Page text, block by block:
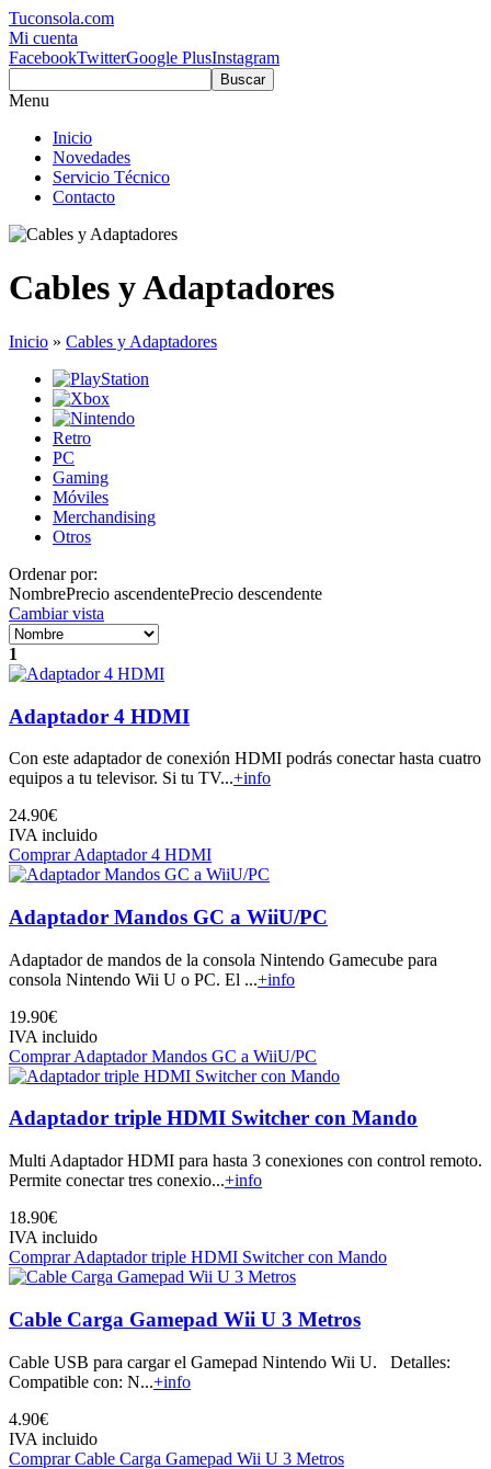
Tuconsola.com
Mi cuenta
FacebookTwitterGoogle PlusInstagram
Buscar
Menu
Inicio
Novedades
Servicio Técnico
Contacto
Cables y Adaptadores
Inicio » Cables y Adaptadores
Retro
PC
Gaming
Móviles
Merchandising
Otros
Ordenar por:
NombrePrecio ascendentePrecio descendente
Cambiar vista
1
Adaptador 4 HDMI
Con este adaptador de conexión HDMI podrás conectar hasta cuatro
equipos a tu televisor. Si tu TV...+info
24.90€
IVA incluido
Comprar Adaptador 4 HDMI
Adaptador Mandos GC a WiiU/PC
Adaptador de mandos de la consola Nintendo Gamecube para
consola Nintendo Wii U o PC. El ...+info
19.90€
IVA incluido
Comprar Adaptador Mandos GC a WiiU/PC
Adaptador triple HDMI Switcher con Mando
Multi Adaptador HDMI para hasta 3 conexiones con control remoto.
Permite conectar tres conexio...+info
18.90€
IVA incluido
Comprar Adaptador triple HDMI Switcher con Mando
Cable Carga Gamepad Wii U 3 Metros
Cable USB para cargar el Gamepad Nintendo Wii U. Detalles:
Compatible con: N...+info
4.90€
IVA incluido
Comprar Cable Carga Gamepad Wii U 3 Metros